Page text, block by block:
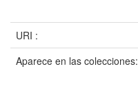
URI :
Aparece en las colecciones: